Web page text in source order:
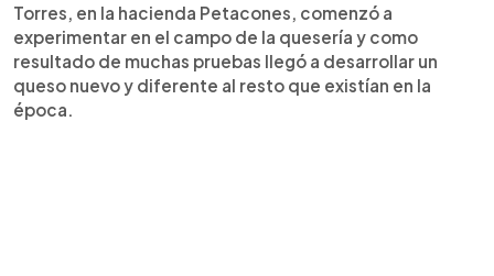
Torres, en la hacienda Petacones, comenzó a
experimentar en el campo de la quesería y como
resultado de muchas pruebas llegó a desarrollar un
queso nuevo y diferente al resto que existían en la
época.